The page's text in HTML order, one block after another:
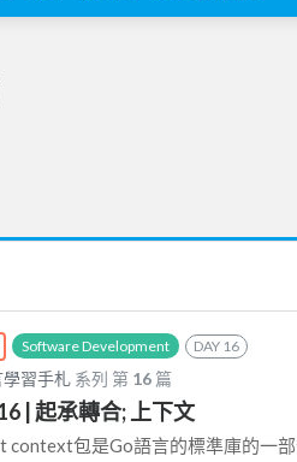
Software Development DAY 16
習手札 系列 第 16 篇
| 起承轉合; 上下文
context包是Go語言的標準庫的一